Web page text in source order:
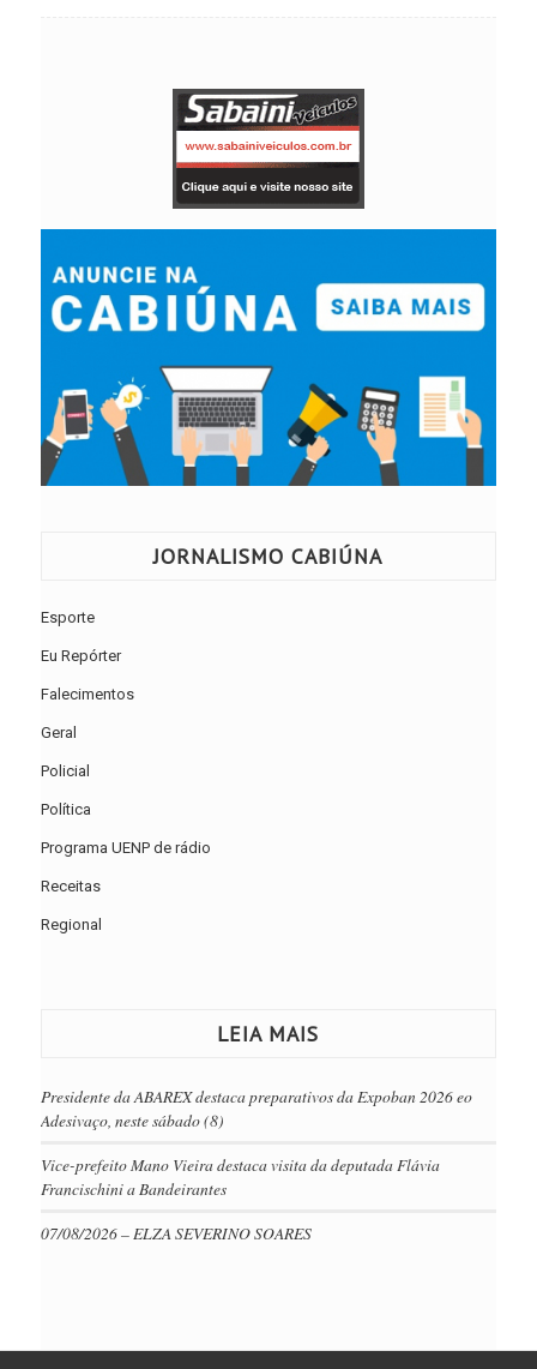
JORNALISMO CABIÚNA
Esporte
Eu Repórter
Falecimentos
Geral
Policial
Política
Programa UENP de rádio
Receitas
Regional
LEIA MAIS
Presidente da ABAREX destaca preparativos da Expoban 2026 eo
Adesivaço, neste sábado (8)
Vice-prefeito Mano Vieira destaca visita da deputada Flávia
Francischini a Bandeirantes
07/08/2026 – ELZA SEVERINO SOARES